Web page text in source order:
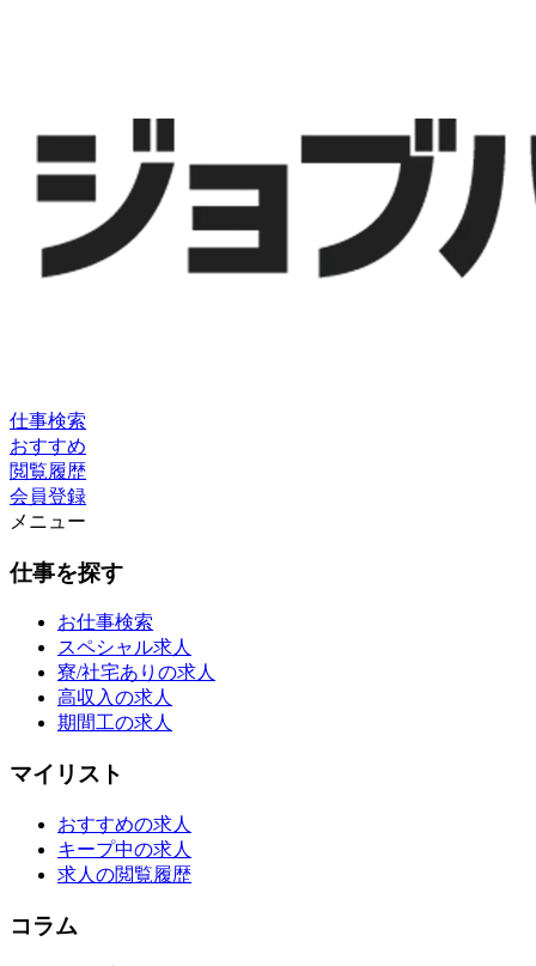
仕事検索
おすすめ
閲覧履歴
会員登録
メニュー
仕事を探す
お仕事検索
スペシャル求人
寮/社宅ありの求人
高収入の求人
期間工の求人
マイリスト
おすすめの求人
キープ中の求人
求人の閲覧履歴
コラム